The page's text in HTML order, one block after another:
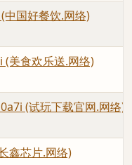
国好餐饮.网络)
美食欢乐送.网络)
(试玩下载官网.网络)
鑫芯片.网络)